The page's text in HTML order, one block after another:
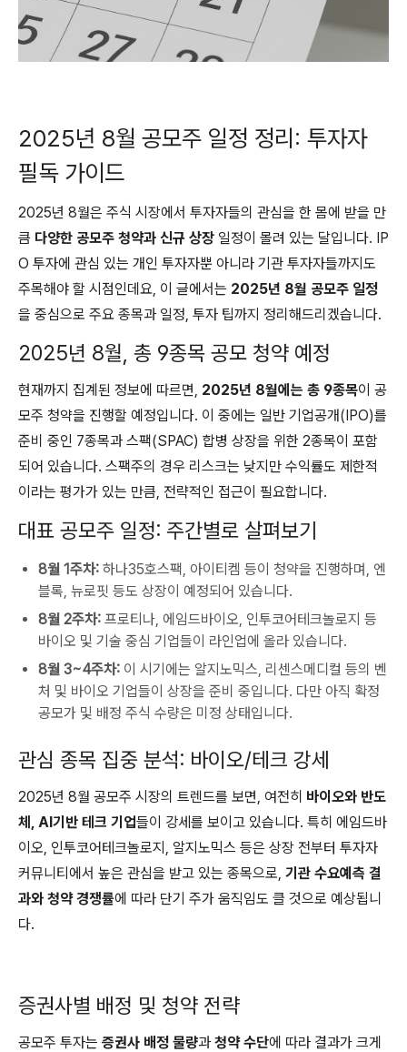
2025년 8월 공모주 일정 정리: 투자자
필독 가이드
2025년 8월은 주식 시장에서 투자자들의 관심을 한 몸에 받을 만
큼 다양한 공모주 청약과 신규 상장 일정이 몰려 있는 달입니다. IP
O 투자에 관심 있는 개인 투자자뿐 아니라 기관 투자자들까지도
주목해야 할 시점인데요, 이 글에서는 2025년 8월 공모주 일정
을 중심으로 주요 종목과 일정, 투자 팁까지 정리해드리겠습니다.
2025년 8월, 총 9종목 공모 청약 예정
현재까지 집계된 정보에 따르면, 2025년 8월에는 총 9종목이 공
모주 청약을 진행할 예정입니다. 이 중에는 일반 기업공개(IPO)를
준비 중인 7종목과 스팩(SPAC) 합병 상장을 위한 2종목이 포함
되어 있습니다. 스팩주의 경우 리스크는 낮지만 수익률도 제한적
이라는 평가가 있는 만큼, 전략적인 접근이 필요합니다.
대표 공모주 일정: 주간별로 살펴보기
8월 1주차: 하나35호스팩, 아이티켐 등이 청약을 진행하며, 엔
블록, 뉴로핏 등도 상장이 예정되어 있습니다.
8월 2주차: 프로티나, 에임드바이오, 인투코어테크놀로지 등
바이오 및 기술 중심 기업들이 라인업에 올라 있습니다.
8월 3~4주차: 이 시기에는 알지노믹스, 리센스메디컬 등의 벤
처 및 바이오 기업들이 상장을 준비 중입니다. 다만 아직 확정
공모가 및 배정 주식 수량은 미정 상태입니다.
관심 종목 집중 분석: 바이오/테크 강세
2025년 8월 공모주 시장의 트렌드를 보면, 여전히 바이오와 반도
체, AI기반 테크 기업들이 강세를 보이고 있습니다. 특히 에임드바
이오, 인투코어테크놀로지, 알지노믹스 등은 상장 전부터 투자자
커뮤니티에서 높은 관심을 받고 있는 종목으로, 기관 수요예측 결
과와 청약 경쟁률에 따라 단기 주가 움직임도 클 것으로 예상됩니
다.
증권사별 배정 및 청약 전략
공모주 투자는 증권사 배정 물량과 청약 수단에 따라 결과가 크게